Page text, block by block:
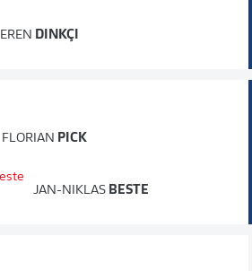
EREN DINKÇI
FLORIAN PICK
JAN-NIKLAS BESTE